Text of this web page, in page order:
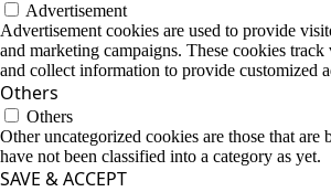
Advertisement
Advertisement cookies are used to provide
and marketing campaigns. These cookies track
and collect information to provide customized
Others
Others
Other uncategorized cookies are those that are
have not been classified into a category as yet.
SAVE & ACCEPT